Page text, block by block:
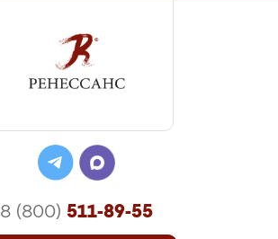
8 (800) 511-89-55